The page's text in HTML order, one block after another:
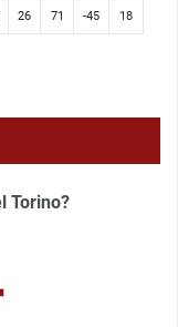
26 71 -45 18
Torino?